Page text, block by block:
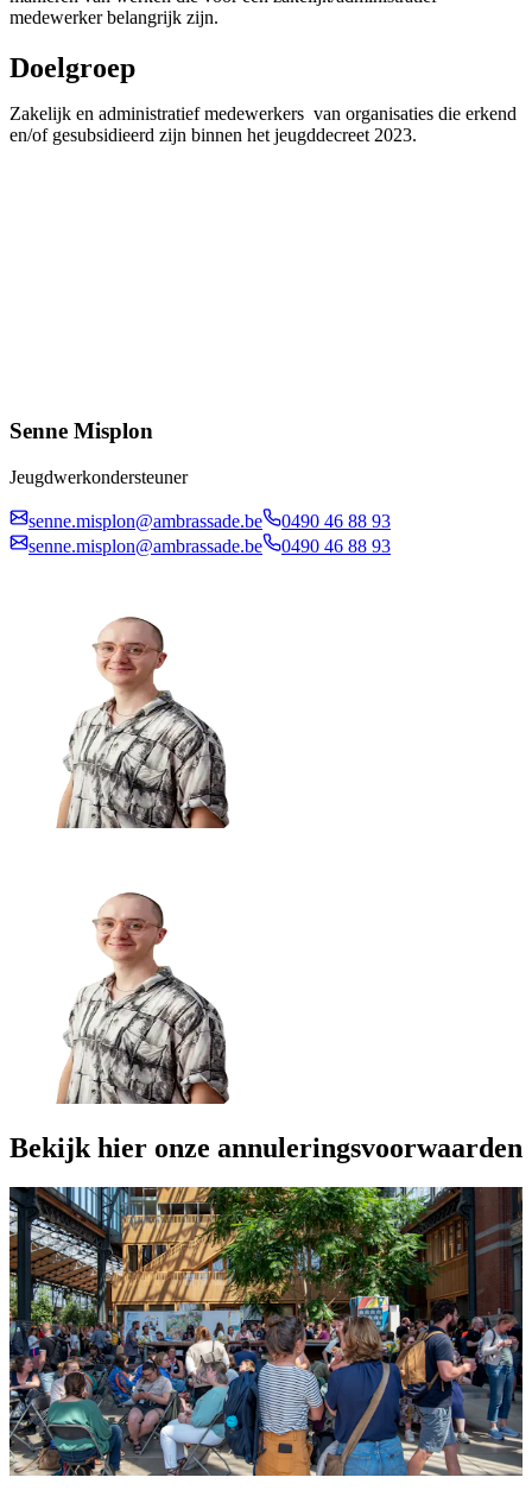
medewerker belangrijk zijn.
Doelgroep
Zakelijk en administratief medewerkers van organisaties die erkend
en/of gesubsidieerd zijn binnen het jeugddecreet 2023.
Senne Misplon
Jeugdwerkondersteuner
senne.misplon@ambrassade.be
0490 46 88 93
senne.misplon@ambrassade.be
0490 46 88 93
Bekijk hier onze annuleringsvoorwaarden